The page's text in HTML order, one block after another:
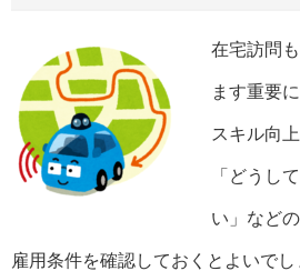
在宅訪問
ます重要
スキル向
「どうし
い」など
雇用条件を確認しておくとよいでし